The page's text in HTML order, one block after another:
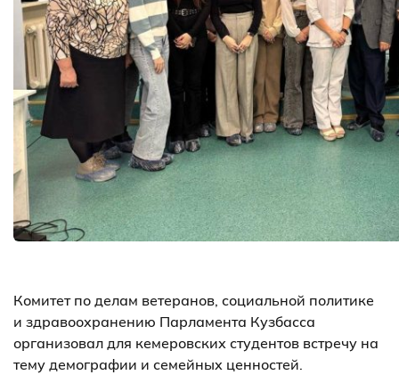
Комитет по делам ветеранов, социальной политике
и здравоохранению Парламента Кузбасса
организовал для кемеровских студентов встречу на
тему демографии и семейных ценностей.